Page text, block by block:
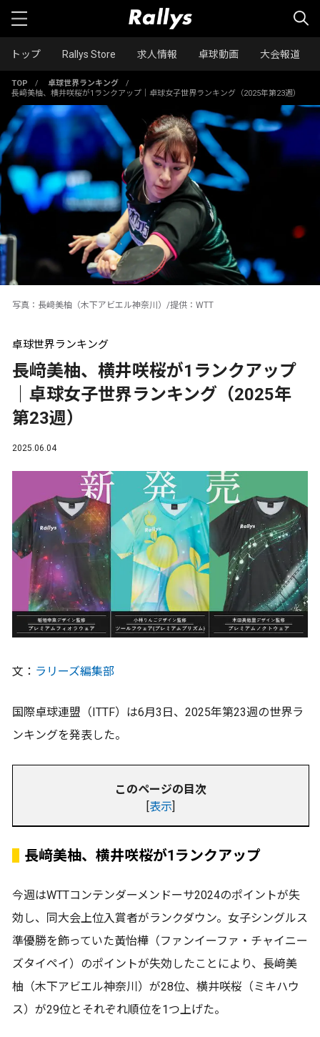
トップ Rallys Store 求人情報 卓球動画 大会報道
TOP / 卓球世界ランキング
/
長﨑美柚、横井咲桜が1ランクアップ｜卓球女子世界ランキング（2025年第23週）
写真：長﨑美柚（木下アビエル神奈川）/提供：WTT
卓球世界ランキング
長﨑美柚、横井咲桜が1ランクアップ
｜卓球女子世界ランキング（2025年
第23週）
2025.06.04
文： ラリーズ編集部
国際卓球連盟（ITTF）は6月3日、2025年第23週の世界ラ
ンキングを発表した。
このページの目次
[表示]
長﨑美柚、横井咲桜が1ランクアップ
今週はWTTコンテンダーメンドーサ2024のポイントが失
効し、同大会上位入賞者がランクダウン。女子シングルス
準優勝を飾っていた黃怡樺（ファンイーファ・チャイニー
ズタイペイ）のポイントが失効したことにより、長﨑美
柚（木下アビエル神奈川）が28位、横井咲桜（ミキハウ
ス）が29位とそれぞれ順位を1つ上げた。